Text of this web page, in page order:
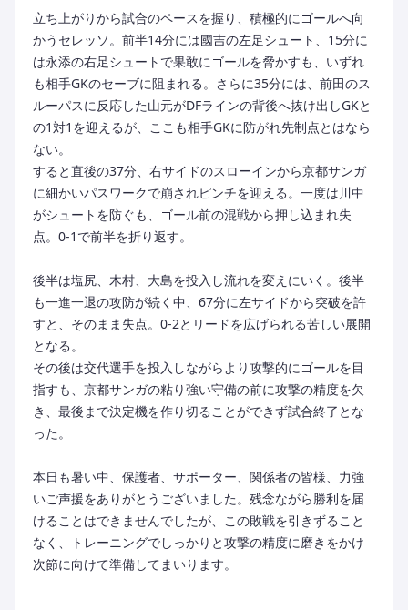
立ち上がりから試合のペースを握り、積極的にゴールへ向
かうセレッソ。前半14分には國吉の左足シュート、15分に
は永添の右足シュートで果敢にゴールを脅かすも、いずれ
も相手GKのセーブに阻まれる。さらに35分には、前田のス
ルーパスに反応した山元がDFラインの背後へ抜け出しGKと
の1対1を迎えるが、ここも相手GKに防がれ先制点とはなら
ない。
すると直後の37分、右サイドのスローインから京都サンガ
に細かいパスワークで崩されピンチを迎える。一度は川中
がシュートを防ぐも、ゴール前の混戦から押し込まれ失
点。0-1で前半を折り返す。
後半は塩尻、木村、大島を投入し流れを変えにいく。後半
も一進一退の攻防が続く中、67分に左サイドから突破を許
すと、そのまま失点。0-2とリードを広げられる苦しい展開
となる。
その後は交代選手を投入しながらより攻撃的にゴールを目
指すも、京都サンガの粘り強い守備の前に攻撃の精度を欠
き、最後まで決定機を作り切ることができず試合終了とな
った。
本日も暑い中、保護者、サポーター、関係者の皆様、力強
いご声援をありがとうございました。残念ながら勝利を届
けることはできませんでしたが、この敗戦を引きずること
なく、トレーニングでしっかりと攻撃の精度に磨きをかけ
次節に向けて準備してまいります。